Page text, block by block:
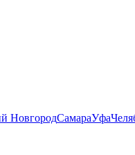
НовгородСамараУфа